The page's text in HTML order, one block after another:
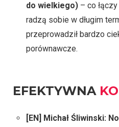
do wielkiego) – co
radzą sobie w długim
przeprowadził bardzo
porównawcze.
EFEKTYWNA
[EN] Michał Śliwinski: